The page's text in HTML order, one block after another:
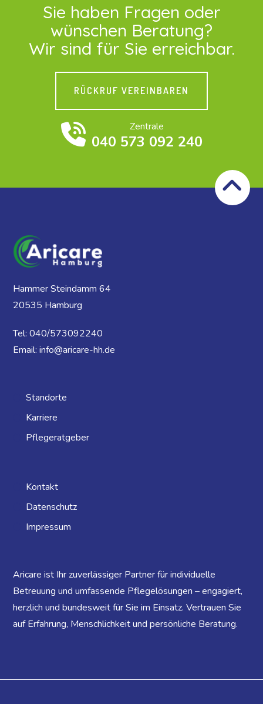
Sie haben Fragen oder
wünschen Beratung?
Wir sind für Sie erreichbar.
RÜCKRUF VEREINBAREN
Zentrale
040 573 092 240
Hammer Steindamm 64
20535 Hamburg
Tel: 040/573092240
Email: info@aricare-hh.de
Standorte
Karriere
Pflegeratgeber
Kontakt
Datenschutz
Impressum
Aricare ist Ihr zuverlässiger Partner für individuelle
Betreuung und umfassende Pflegelösungen – engagiert,
herzlich und bundesweit für Sie im Einsatz. Vertrauen Sie
auf Erfahrung, Menschlichkeit und persönliche Beratung.